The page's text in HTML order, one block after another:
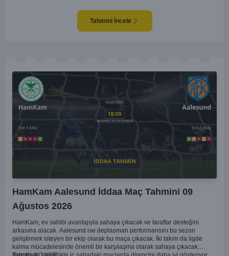
saha avantajını kullanma olasılıklarını artırıyor. Ancak Molde'nin tecrübe
ve kadro kalitesi faktörleri dikkate alındığında, deplasmanda da etkili bir
performans sergilemesi beklenebilir. İki takımın son dönem form durumları
Tahmini İncele
HamKam Aalesund İddaa Maç Tahmini 09
Ağustos 2026
HamKam, ev sahibi avantajıyla sahaya çıkacak ve taraftar desteğini
arkasına alacak. Aalesund ise deplasman performansını bu sezon
geliştirmek isteyen bir ekip olarak bu maça çıkacak. İki takım da ligde
kalma mücadelesinde önemli bir karşılaşma olarak sahaya çıkacak.